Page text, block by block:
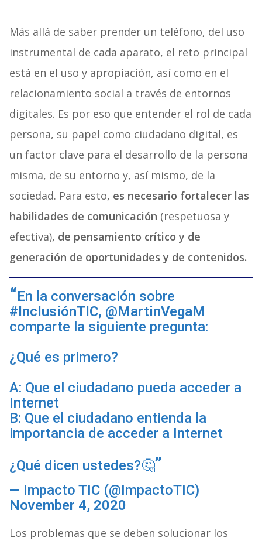
Más allá de saber prender un teléfono, del uso
instrumental de cada aparato, el reto principal
está en el uso y apropiación, así como en el
relacionamiento social a través de entornos
digitales. Es por eso que entender el rol de cada
persona, su papel como ciudadano digital, es
un factor clave para el desarrollo de la persona
misma, de su entorno y, así mismo, de la
sociedad. Para esto, es necesario fortalecer las
habilidades de comunicación (respetuosa y
efectiva), de pensamiento crítico y de
generación de oportunidades y de contenidos.
En la conversación sobre
#InclusiónTIC, @MartinVegaM
comparte la siguiente pregunta:
¿Qué es primero?
A: Que el ciudadano pueda acceder a
Internet
B: Que el ciudadano entienda la
importancia de acceder a Internet
¿Qué dicen ustedes?🤔
— Impacto TIC (@ImpactoTIC)
November 4, 2020
Los problemas que se deben solucionar los